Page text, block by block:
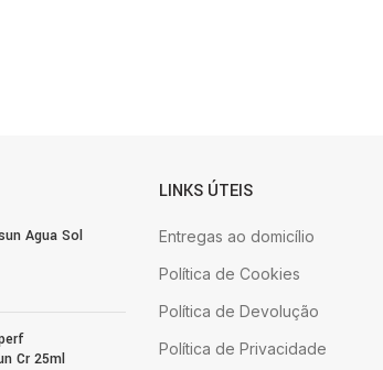
Agua Sol
Cr 25ml
LINKS ÚTEIS
Entregas ao domicílio
Política de Cookies
Política de Devolução
Política de Privacidade